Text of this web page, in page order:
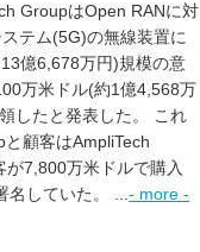
GroupはOpen RANに対
テム(5G)の無線装置に
億6,678万円)規模の意
万米ドル(約1億4,568万
したと発表した。 これ
顧客はAmpliTech
7,800万米ドルで購入
していた。 ... - more -